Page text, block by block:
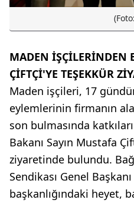
MADEN İŞÇİLERİNDEN
ÇİFTÇİ'YE TEŞEKKÜR
Maden işçileri, 17
eylemlerinin firmanın
son bulmasında
Bakanı Sayın Mustafa
ziyaretinde bulundu.
Sendikası Genel
başkanlığındaki heyet,